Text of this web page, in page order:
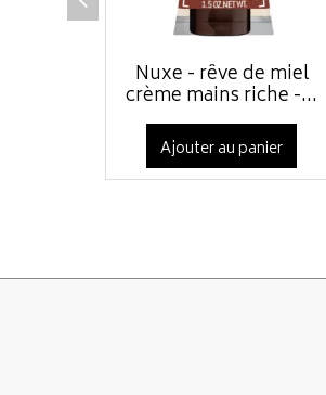
Nuxe - rêve de miel
crème mains riche -...
Ajouter au panier